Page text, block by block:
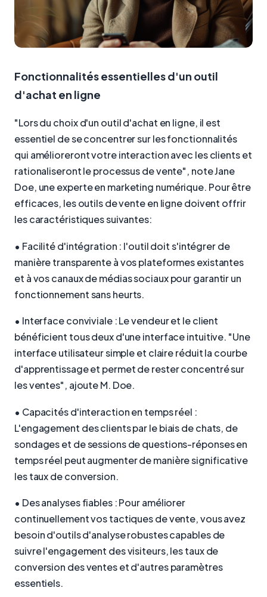
Fonctionnalités essentielles d'un outil
d'achat en ligne
"Lors du choix d'un outil d'achat en ligne, il est
essentiel de se concentrer sur les fonctionnalités
qui amélioreront votre interaction avec les clients et
rationaliseront le processus de vente", note Jane
Doe, une experte en marketing numérique. Pour être
efficaces, les outils de vente en ligne doivent offrir
les caractéristiques suivantes:
• Facilité d'intégration : l'outil doit s'intégrer de
manière transparente à vos plateformes existantes
et à vos canaux de médias sociaux pour garantir un
fonctionnement sans heurts.
• Interface conviviale : Le vendeur et le client
bénéficient tous deux d'une interface intuitive. "Une
interface utilisateur simple et claire réduit la courbe
d'apprentissage et permet de rester concentré sur
les ventes", ajoute M. Doe.
• Capacités d'interaction en temps réel :
L'engagement des clients par le biais de chats, de
sondages et de sessions de questions-réponses en
temps réel peut augmenter de manière significative
les taux de conversion.
• Des analyses fiables : Pour améliorer
continuellement vos tactiques de vente, vous avez
besoin d'outils d'analyse robustes capables de
suivre l'engagement des visiteurs, les taux de
conversion des ventes et d'autres paramètres
essentiels.